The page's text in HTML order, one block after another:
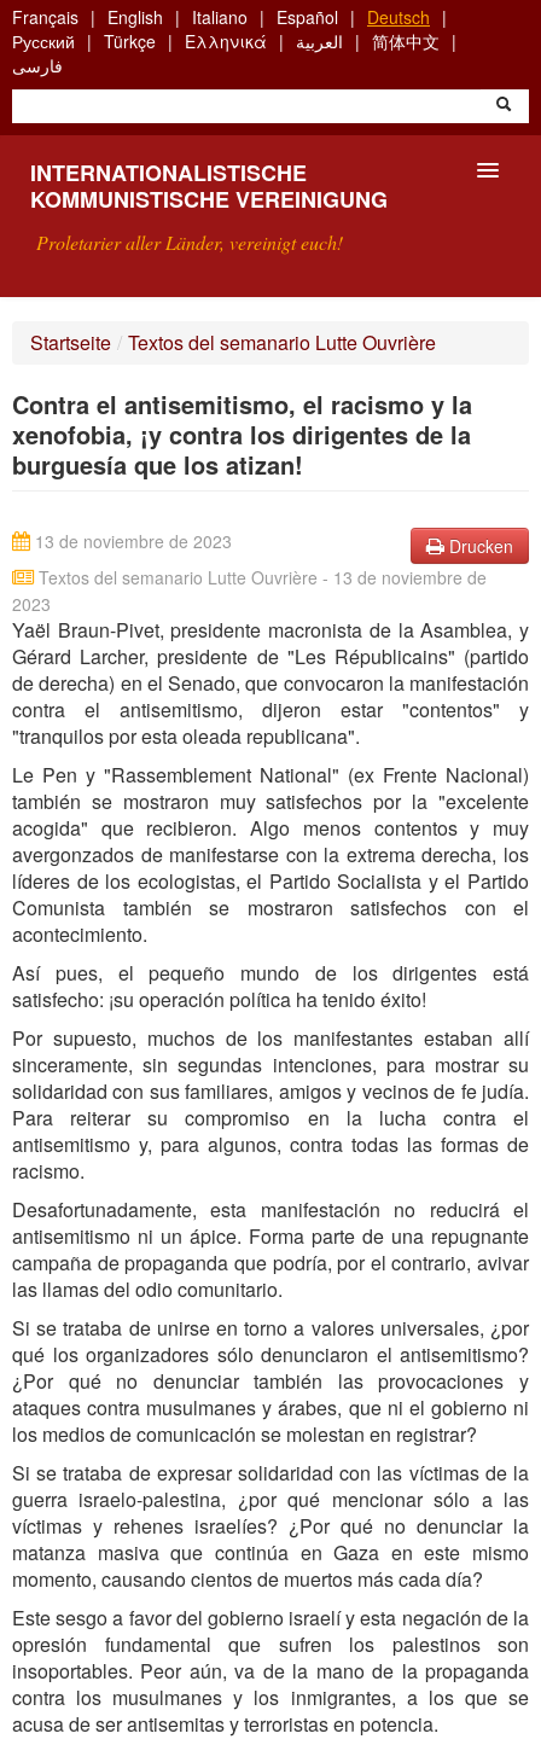
Skip
to
main
content
Français English Italiano Español
Deutsch
Русский
Türkçe Ελληνικά العربية
简体中文
فارسی
INTERNATIONALISTISCHE
KOMMUNISTISCHE VEREINIGUNG
Proletarier aller Länder, vereinigt euch!
SUCHE
KONTAKT
Startseite / Textos del semanario Lutte Ouvrière
Contra el antisemitismo, el racismo y la
xenofobia, ¡y contra los dirigentes de la
burguesía que los atizan!
Drucken
Textos del semanario Lutte Ouvrière - 13 de noviembre de
2023
13 de noviembre de 2023
Yaël Braun-Pivet, presidente macronista de la Asamblea, y
Gérard Larcher, presidente de "Les Républicains" (partido
de derecha) en el Senado, que convocaron la manifestación
contra el antisemitismo, dijeron estar "contentos" y
"tranquilos por esta oleada republicana".
Le Pen y "Rassemblement National" (ex Frente Nacional)
también se mostraron muy satisfechos por la "excelente
acogida" que recibieron. Algo menos contentos y muy
avergonzados de manifestarse con la extrema derecha, los
líderes de los ecologistas, el Partido Socialista y el Partido
Comunista también se mostraron satisfechos con el
acontecimiento.
Así pues, el pequeño mundo de los dirigentes está
satisfecho: ¡su operación política ha tenido éxito!
Por supuesto, muchos de los manifestantes estaban allí
sinceramente, sin segundas intenciones, para mostrar su
solidaridad con sus familiares, amigos y vecinos de fe judía.
Para reiterar su compromiso en la lucha contra el
antisemitismo y, para algunos, contra todas las formas de
racismo.
Desafortunadamente, esta manifestación no reducirá el
antisemitismo ni un ápice. Forma parte de una repugnante
campaña de propaganda que podría, por el contrario, avivar
las llamas del odio comunitario.
Si se trataba de unirse en torno a valores universales, ¿por
qué los organizadores sólo denunciaron el antisemitismo?
¿Por qué no denunciar también las provocaciones y
ataques contra musulmanes y árabes, que ni el gobierno ni
los medios de comunicación se molestan en registrar?
Si se trataba de expresar solidaridad con las víctimas de la
guerra israelo-palestina, ¿por qué mencionar sólo a las
víctimas y rehenes israelíes? ¿Por qué no denunciar la
matanza masiva que continúa en Gaza en este mismo
momento, causando cientos de muertos más cada día?
Este sesgo a favor del gobierno israelí y esta negación de la
opresión fundamental que sufren los palestinos son
insoportables. Peor aún, va de la mano de la propaganda
contra los musulmanes y los inmigrantes, a los que se
acusa de ser antisemitas y terroristas en potencia.